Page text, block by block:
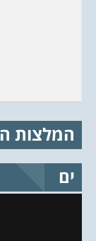
המלצות
ים